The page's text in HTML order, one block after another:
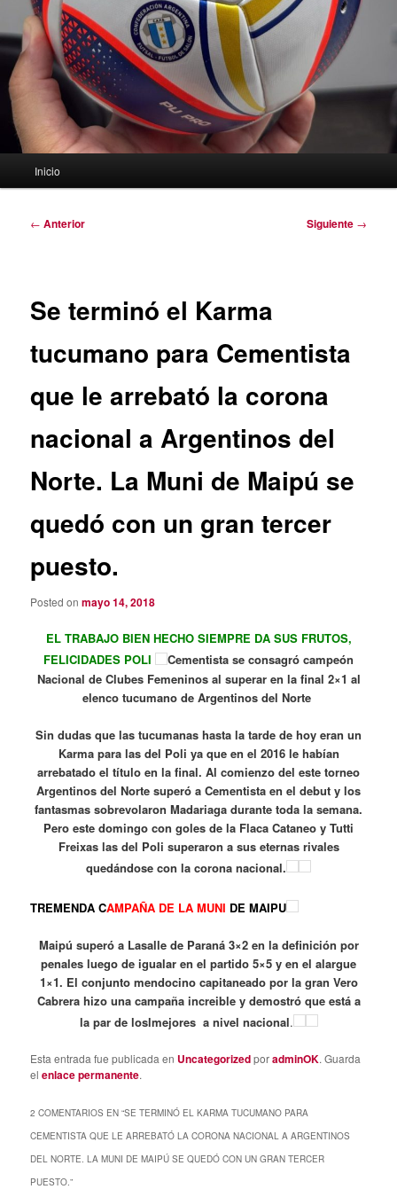
Inicio
Navegación
← Anterior Siguiente →
Se terminó el Karma
tucumano para Cementista
que le arrebató la corona
nacional a Argentinos del
Norte. La Muni de Maipú se
quedó con un gran tercer
puesto.
Posted onmayo 14, 2018
EL TRABAJO BIEN HECHO SIEMPRE DA SUS FRUTOS,
FELICIDADES POLI
Cementista se consagró campeón
Nacional de Clubes Femeninos al superar en la final 2×1 al
elenco tucumano de Argentinos del Norte
Sin dudas que las tucumanas hasta la tarde de hoy eran un
Karma para las del Poli ya que en el 2016 le habían
arrebatado el título en la final. Al comienzo del este torneo
Argentinos del Norte superó a Cementista en el debut y los
fantasmas sobrevolaron Madariaga durante toda la semana.
Pero este domingo con goles de la Flaca Cataneo y Tutti
Freixas las del Poli superaron a sus eternas rivales
quedándose con la corona nacional.
TREMENDA CAMPAÑA DE LA MUNI DE MAIPU
Maipú superó a Lasalle de Paraná 3×2 en la definición por
penales luego de igualar en el partido 5×5 y en el alargue
1×1. El conjunto mendocino capitaneado por la gran Vero
Cabrera hizo una campaña increible y demostró que está a
la par de loslmejores a nivel nacional.
Esta entrada fue publicada en UncategorizedporadminOK. Guarda
elenlace permanente.
2 COMENTARIOS EN “SE TERMINÓ EL KARMA TUCUMANO PARA
CEMENTISTA QUE LE ARREBATÓ LA CORONA NACIONAL A ARGENTINOS
DEL NORTE. LA MUNI DE MAIPÚ SE QUEDÓ CON UN GRAN TERCER
PUESTO.”